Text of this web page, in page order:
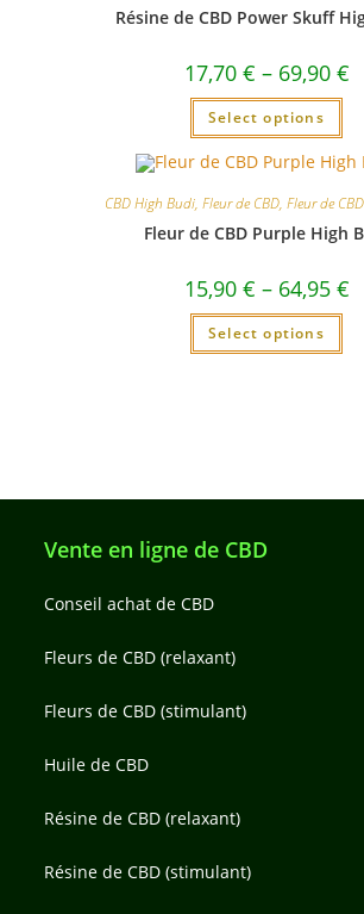
Résine de CBD Power Skuff
17,70 € – 69,90 €
Select options
CBD High Budi, Fleur de CBD, Fleur de
Fleur de CBD Purple High
15,90 € – 64,95 €
Select options
Vente en ligne de CBD
Conseil achat de CBD
Fleurs de CBD (relaxant)
Fleurs de CBD (stimulant)
Huile de CBD
Résine de CBD (relaxant)
Résine de CBD (stimulant)